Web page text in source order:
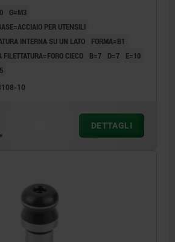
G=M3
PER UTENSILI
INTERNA SU UN LATO
FORMA=B1
CIECO
B=7 D=7
E=10
10
DETTAGLI